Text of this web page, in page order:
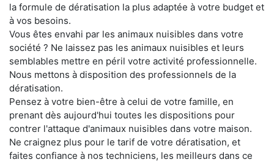
la formule de dératisation la plus adaptée à votre budget et
à vos besoins.
Vous êtes envahi par les animaux nuisibles dans votre
société ? Ne laissez pas les animaux nuisibles et leurs
semblables mettre en péril votre activité professionnelle.
Nous mettons à disposition des professionnels de la
dératisation.
Pensez à votre bien-être à celui de votre famille, en
prenant dès aujourd'hui toutes les dispositions pour
contrer l'attaque d'animaux nuisibles dans votre maison.
Ne craignez plus pour le tarif de votre dératisation, et
faites confiance à nos techniciens, les meilleurs dans ce